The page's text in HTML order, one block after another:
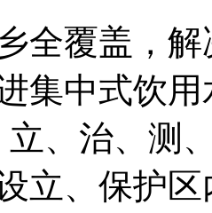
覆盖，解
集中式饮
立、治、测
立、保护